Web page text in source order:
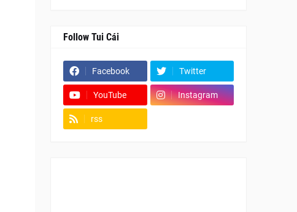
Follow Tui Cái
Facebook Twitter
YouTube Instagram
rss